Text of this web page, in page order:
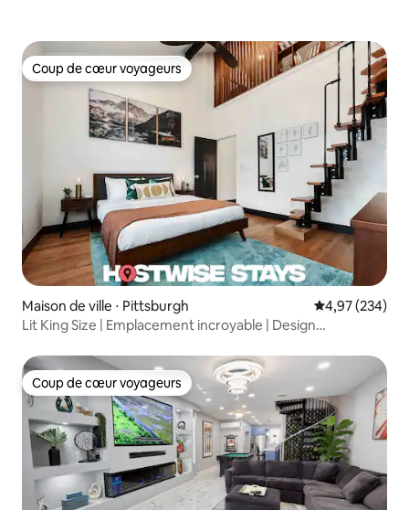
Coup de cœur voyageurs
Coup de cœur voyageurs
Maison de ville ⋅ Pittsburgh Évaluation
4,97 (234)
Lit King Size | Emplacement incroyable | Design
Coup de cœur voyageurs
Coup de cœur voyageurs